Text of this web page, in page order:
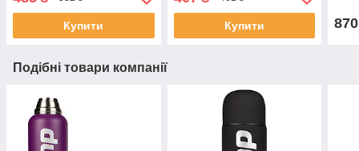
Купити Купити 870
Подібні товари компанії